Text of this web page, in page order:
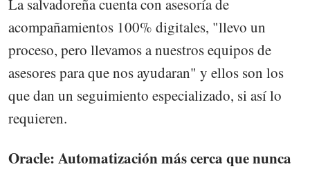
La salvadoreña cuenta con asesoría de
acompañamientos 100% digitales, "llevo un
proceso, pero llevamos a nuestros equipos de
asesores para que nos ayudaran" y ellos son los
que dan un seguimiento especializado, si así lo
requieren.
Oracle: Automatización más cerca que nunca